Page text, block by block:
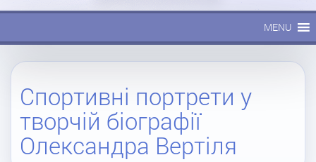
MENU
Спортивні портрети у
творчій біографії
Олександра Вертіля